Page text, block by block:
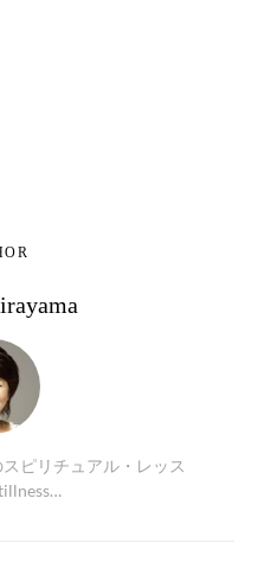
ピリチュアル・レッス